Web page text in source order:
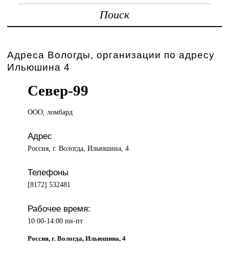
Поиск
Адреса Вологды, организации по адресу
Ильюшина 4
Север-99
ООО, ломбард
Адрес
Россия, г. Вологда, Ильюшина, 4
Телефоны
[8172] 532481
Рабочее время:
10:00-14:00 пн-пт
Россия, г. Вологда, Ильюшина, 4